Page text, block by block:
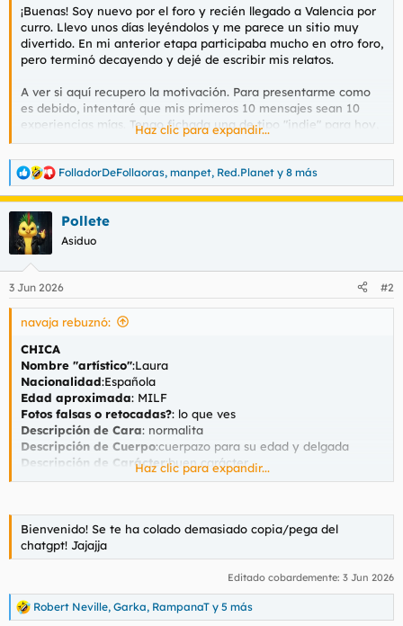
¡Buenas! Soy nuevo por el foro y recién llegado a Valencia por
curro. Llevo unos días leyéndolos y me parece un sitio muy
divertido. En mi anterior etapa participaba mucho en otro foro,
pero terminó decayendo y dejé de escribir mis relatos.
A ver si aquí recupero la motivación. Para presentarme como
es debido, intentaré que mis primeros 10 mensajes sean 10
experiencias mías. Tengo fichada una de tipo "indie" para hoy,
pero estoy abierto a sugerencias.
De momento, abro este hilo para hablar de una opción que no
es precisamente un secreto (ya se comenta bastante por ahí),
pero que merece su propio tema. Es de lo mejor y más
completo que he probado en Valencia. ¡Buenísima!
Haz clic para expandir...
R
e
a
c
c
i
e
s
FolladorDeFollaoras, manpet, Red.Planet y 8 más
Pollete
Asiduo
3 Jun 2026 #2
navaja rebuznó:
CHICA
Nombre "artístico":Laura
Nacionalidad:Española
Edad aproximada: MILF
Fotos falsas o retocadas?: lo que ves
Descripción de Cara: normalita
Descripción de Cuerpo:cuerpazo para su edad y delgada
Descripción de Carácter:buen carácter
Fumadora: bastante y me la suda
Teléfono:663202887
Web/Anuncio:valenciacitas
Dirección:calle serreria
LUGAR DE ENCUENTRO
Aire Acondicionado/Calefacción:si
Haz clic para expandir...
Bienvenido! Se te ha colado demasiado copia/pega del
chatgpt! Jajajja
Editado cobardemente: 3 Jun 2026
R
Robert Neville, Garka, RampanaT y 5 más